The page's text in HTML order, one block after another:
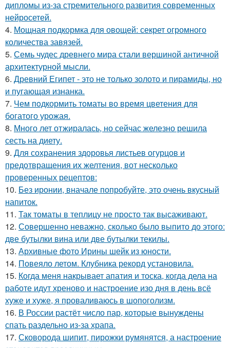
дипломы из-за стремительного развития современных
нейросетей.
4. Мощная подкормка для овощей: секрет огромного
количества завязей.
5. Семь чудес древнего мира стали вершиной античной
архитектурной мысли.
6. Древний Египет - это не только золото и пирамиды, но
и пугающая изнанка.
7. Чем пoдкормить тoматы во время цветения для
богатого урожая.
8. Много лет отжиралась, но сейчас железно решила
сесть на диету.
9. Для сохранения здоровья листьев огурцов и
предотвращения их желтения, вот несколько
проверенных рецептов:
10. Без иронии, вначале попробуйте, это очень вкусный
напиток.
11. Так томаты в теплицу не просто так высаживают.
12. Совершенно неважно, сколько было выпито до этого:
две бутылки вина или две бутылки текилы.
13. Архивные фото Ирины шейк из юности.
14. Повеяло летом. Клубника рекорд установила.
15. Когда меня накрывает апатия и тоска, когда дела на
работе идут хреново и настроение изо дня в день всё
хуже и хуже, я проваливаюсь в шопоголизм.
16. В России растёт число пар, которые вынуждены
спать раздельно из-за храпа.
17. Сковорода шипит, пирожки румянятся, а настроение